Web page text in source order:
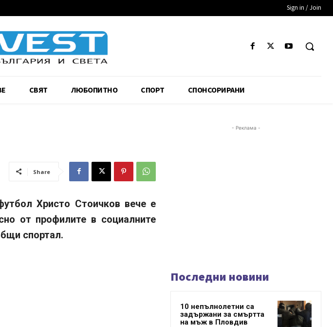
Sign in / Join
СВЯТ ЛЮБОПИТНО СПОРТ СПОНСОРИРАНИ
Share
Христо Стоичков вече е
от профилите в социалните
спортал.
- Реклама -
Последни новини
10 непълнолетни са
задържани за смъртта
на мъж в Пловдив